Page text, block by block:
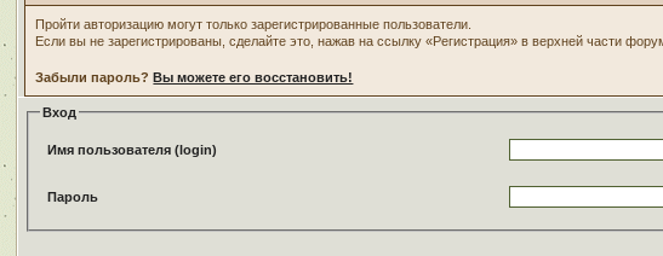
Пройти авторизацию могут только зарегистрированные пользователи.
Если вы не зарегистрированы, сделайте это, нажав на ссылку «Регистрация» в верхней части
Забыли пароль?Вы можете его восстановить!
Вход
Имя пользователя (login)
Пароль